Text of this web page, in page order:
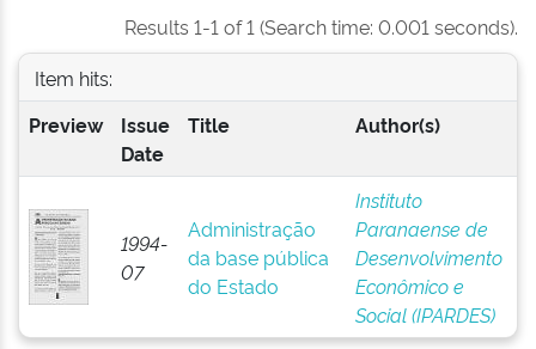
Results 1-1 of 1 (Search time: 0.001 seconds).
Item hits:
Preview
Issue
Date
Title Author(s)
1994-
07
Administração
da base pública
do Estado
Instituto
Paranaense de
Desenvolvimento
Econômico e
Social (IPARDES)